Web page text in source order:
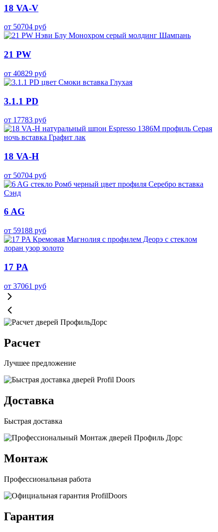
18 VA-V
от 50704 руб
21 PW
от 40829 руб
3.1.1 PD
от 17783 руб
18 VA-H
от 50704 руб
6 AG
от 59188 руб
17 PA
от 37061 руб
Расчет
Лучшее предложение
Доставка
Быстрая доставка
Монтаж
Профессиональная работа
Гарантия